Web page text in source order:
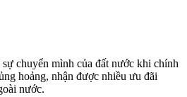
chuyển mình của đất nước khi chính
hoảng, nhận được nhiều ưu đãi
nước.